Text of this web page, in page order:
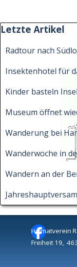
Block überspringen
Letzte Artikel
Radtour nach
Insektenhotel für
Kinder basteln
Museum öffnet
Wanderung bei
Wanderwoche in
Wandern an der
Heimatverein
Freiheit 19,